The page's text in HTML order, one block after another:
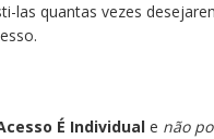
las quantas vezes
É Individual e não